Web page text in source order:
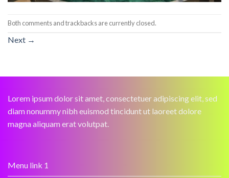
Both comments and trackbacks are currently closed.
Next →
Lorem ipsum dolor sit amet, consectetuer adipiscing elit, sed
diam nonummy nibh euismod tincidunt ut laoreet dolore
magna aliquam erat volutpat.
Menu link 1